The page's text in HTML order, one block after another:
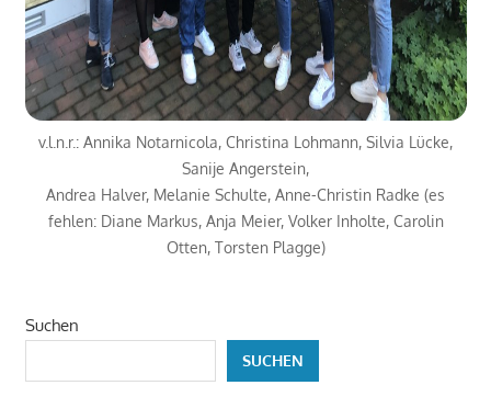
v.l.n.r.: Annika Notarnicola, Christina Lohmann, Silvia Lücke,
Sanije Angerstein,
Andrea Halver, Melanie Schulte, Anne-Christin Radke (es
fehlen: Diane Markus, Anja Meier, Volker Inholte, Carolin
Otten, Torsten Plagge)
Suchen
SUCHEN